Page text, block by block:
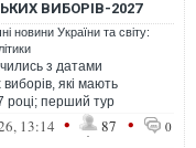
ВИБОРІВ-2027
новини України та світу:
з датами
які мають
році; перший тур
18 квітня, а другий тур –
13:14 • 87 • 0